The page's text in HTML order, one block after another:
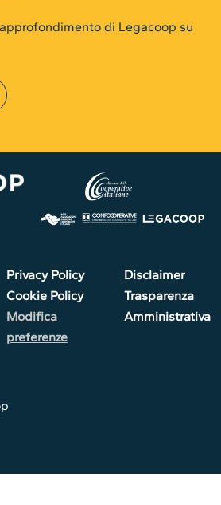
di Legacoop su
Privacy Policy
Cookie Policy
Modifica
preferenze
Disclaimer
Trasparenza
Amministrativa